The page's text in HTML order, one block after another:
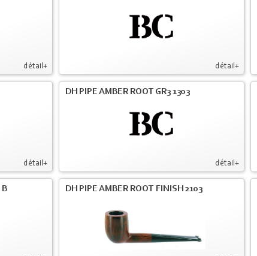
détail+ détail+
détail+ détail+
DH PIPE AMBER ROOT GR3 1303
B DH PIPE AMBER ROOT FINISH 2103